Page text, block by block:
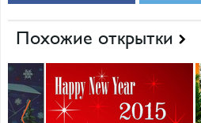
Похожие открытки